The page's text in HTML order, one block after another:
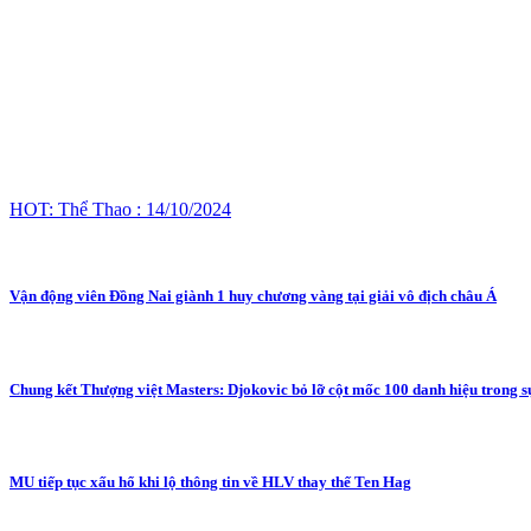
HOT: Thể Thao : 14/10/2024
Vận động viên Đồng Nai giành 1 huy chương vàng tại giải vô địch châu Á
Chung kết Thượng việt Masters: Djokovic bỏ lỡ cột mốc 100 danh hiệu trong
MU tiếp tục xấu hổ khi lộ thông tin về HLV thay thế Ten Hag